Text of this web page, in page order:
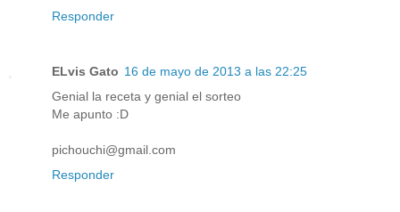
Responder
ELvis Gato 16 de mayo de 2013 a las 22:25
Genial la receta y genial el sorteo
Me apunto :D
pichouchi@gmail.com
Responder